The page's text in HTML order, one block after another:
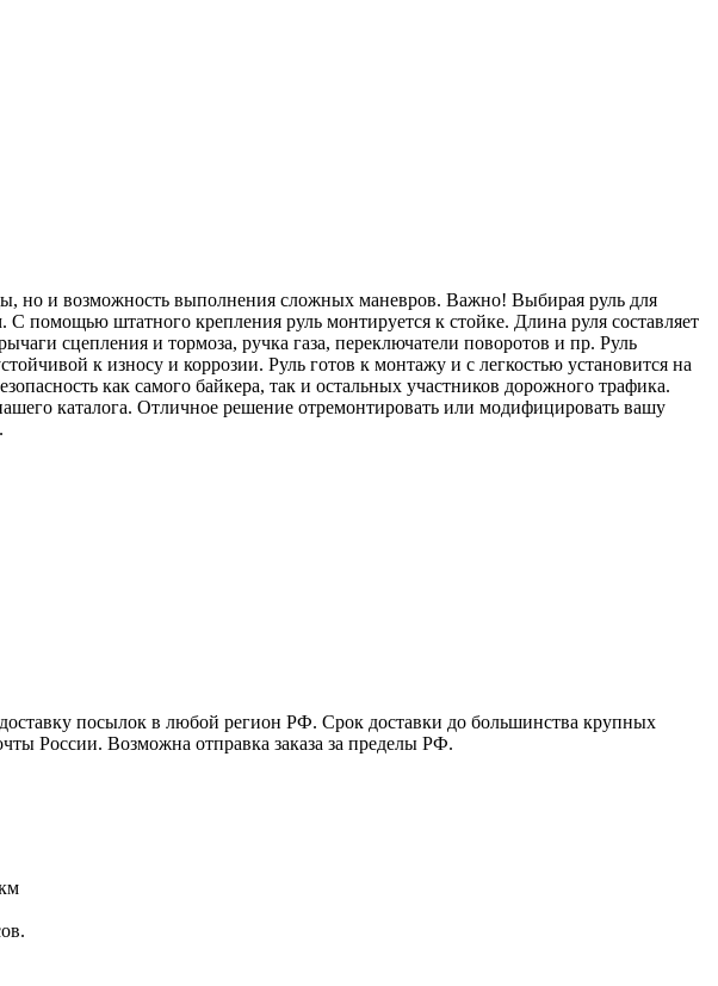
но и возможность выполнения сложных маневров. Важно! Выбирая руль для
помощью штатного крепления руль монтируется к стойке. Длина руля составляет
сцепления и тормоза, ручка газа, переключатели поворотов и пр. Руль
к износу и коррозии. Руль готов к монтажу и с легкостью установится на
как самого байкера, так и остальных участников дорожного трафика.
каталога. Отличное решение отремонтировать или модифицировать вашу
посылок в любой регион РФ. Срок доставки до большинства крупных
России. Возможна отправка заказа за пределы РФ.